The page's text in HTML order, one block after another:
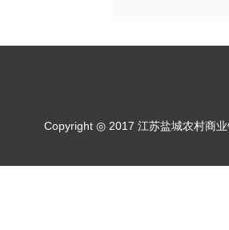
Copyright ◎ 2017 江苏盐城农村商